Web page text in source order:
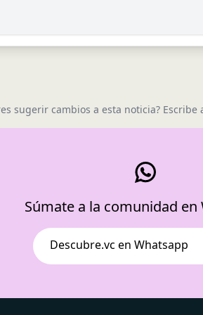
sugerir cambios a esta noticia? Escribe
Súmate a la comunidad en
Descubre.vc en Whatsapp